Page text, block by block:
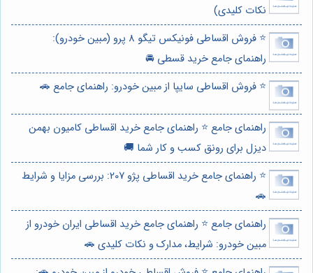
نکات کلیدی)
⭐️ فروش اقساطی فونیکس تیگو 8 پرو (مبین خودرو):
راهنمای جامع خرید قسطی 🚘
⭐️ فروش اقساطی سایپا از مبین خودرو: راهنمای جامع 🚗
راهنمای جامع ⭐️ راهنمای جامع خرید اقساطی کامیون بهمن
دیزل برای رونق کسب و کار شما 🚚
⭐️ راهنمای جامع خرید اقساطی پژو 207: بررسی مزایا و شرایط
🚗
راهنمای جامع ⭐️ راهنمای جامع خرید اقساطی ایران خودرو از
مبین خودرو: شرایط، مدارک و نکات کلیدی 🚗